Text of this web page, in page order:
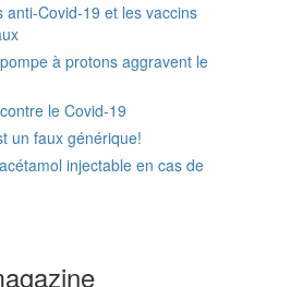
anti-Covid-19 et les vaccins
à protons aggravent le
le Covid-19
un faux générique!
injectable en cas de